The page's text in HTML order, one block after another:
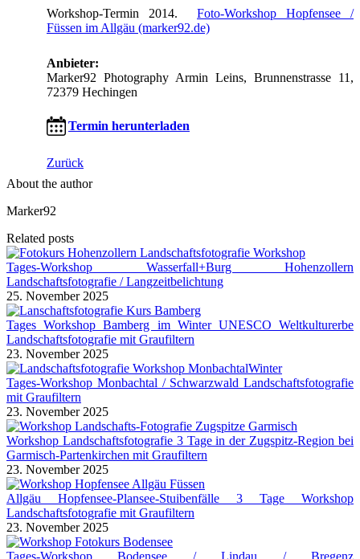
Workshop-Termin 2014. Foto-Workshop Hopfensee /
Füssen im Allgäu (marker92.de)
Anbieter:
Marker92 Photography Armin Leins, Brunnenstrasse 11,
72379 Hechingen
Termin herunterladen
Zurück
About the author
Marker92
Related posts
Tages-Workshop Wasserfall+Burg Hohenzollern
Landschaftsfotografie / Langzeitbelichtung
25. November 2025
Tages Workshop Bamberg im Winter UNESCO Weltkulturerbe
Landschaftsfotografie mit Graufiltern
23. November 2025
Tages-Workshop Monbachtal / Schwarzwald Landschaftsfotografie
mit Graufiltern
23. November 2025
Workshop Landschaftsfotografie 3 Tage in der Zugspitz-Region bei
Garmisch-Partenkirchen mit Graufiltern
23. November 2025
Allgäu Hopfensee-Plansee-Stuibenfälle 3 Tage Workshop
Landschaftsfotografie mit Graufiltern
23. November 2025